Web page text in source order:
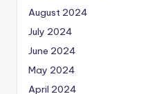
August 2024
July 2024
June 2024
May 2024
April 2024